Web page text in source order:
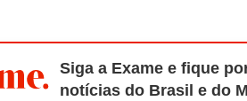
Siga a Exame e fique
notícias do Brasil e do